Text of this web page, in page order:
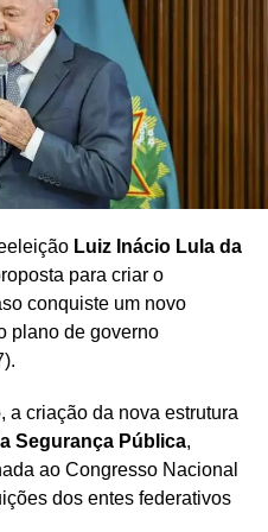
conhecido pela ligação
do ABC, deverá
para uma importante
à trajetória de Lula.
Saiba+
Luiz Inácio Lula da
para criar o
conquiste um novo
plano de governo
a criação da nova estrutura
Segurança Pública,
ao Congresso Nacional
dos entes federativos